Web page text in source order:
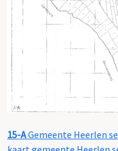
15-AGemeente Heerlen